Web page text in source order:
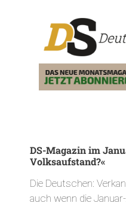
DS-Magazin im
Volksaufstand?«
Die Deutschen:
auch wenn die